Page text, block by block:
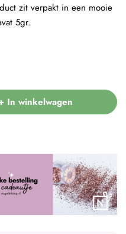
In winkelwagen
zit verpakt in een mooie
5gr.